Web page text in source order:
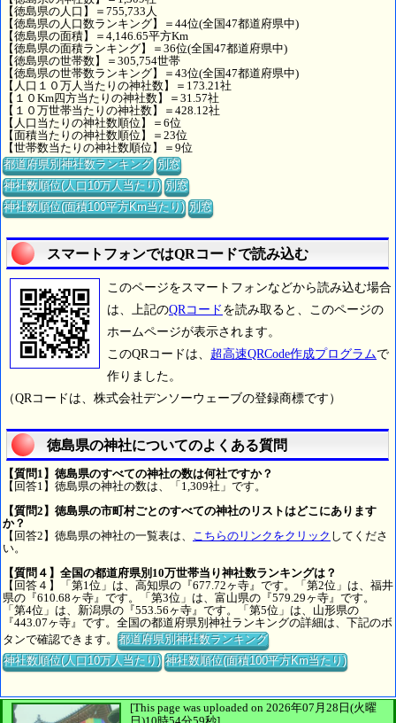
【徳島県の人口】＝755,733人
【徳島県の人口数ランキング】＝44位(全国47都道府県中)
【徳島県の面積】＝4,146.65平方Km
【徳島県の面積ランキング】＝36位(全国47都道府県中)
【徳島県の世帯数】＝305,754世帯
【徳島県の世帯数ランキング】＝43位(全国47都道府県中)
【人口１０万人当たりの神社数】＝173.21社
【１０Km四方当たりの神社数】＝31.57社
【１０万世帯当たりの神社数】＝428.12社
【人口当たりの神社数順位】＝6位
【面積当たりの神社数順位】＝23位
【世帯数当たりの神社数順位】＝9位
都道府県別神社数ランキング 別窓
神社数順位(人口10万人当たり) 別窓
神社数順位(面積100平方Km当たり) 別窓
スマートフォンではQRコードで読み込む
このページをスマートフォンなどから読み込む場合
は、上記のQRコード を読み取ると、このページの
ホームページが表示されます。
このQRコードは、 超高速QRCode作成プログラムで
作りました。
（QRコードは、株式会社デンソーウェーブの登録商標です）
徳島県の神社についてのよくある質問
【質問1】徳島県のすべての神社の数は何社ですか？
【回答1】徳島県の神社の数は、「1,309社」です。
【質問2】徳島県の市町村ごとのすべての神社のリストはどこにあります
か？
【回答2】徳島県の神社の一覧表は、 こちらのリンクをクリック してくださ
い。
【質問４】全国の都道府県別10万世帯当り神社数ランキングは？
【回答４】「第1位」は、高知県の『677.72ヶ寺』です。「第2位」は、福井
県の『610.68ヶ寺』です。「第3位」は、富山県の『579.29ヶ寺』です。
「第4位」は、新潟県の『553.56ヶ寺』です。「第5位」は、山形県の
『443.07ヶ寺』です。全国の都道府県別神社ランキングの詳細は、下記のボ
タンで確認できます。都道府県別神社数ランキング
神社数順位(人口10万人当たり) 神社数順位(面積100平方Km当たり)
[This page was uploaded on 2026年07月28日(火曜